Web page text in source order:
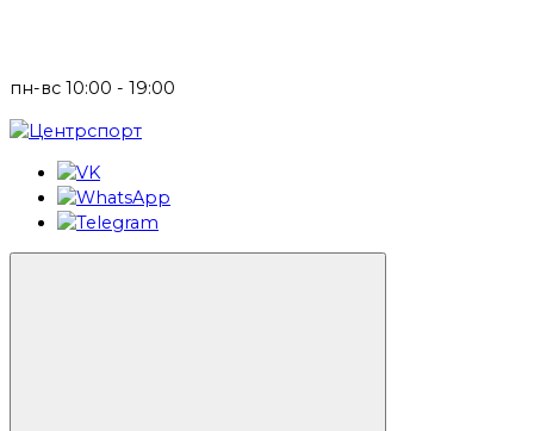
пн-вс 10:00 - 19:00